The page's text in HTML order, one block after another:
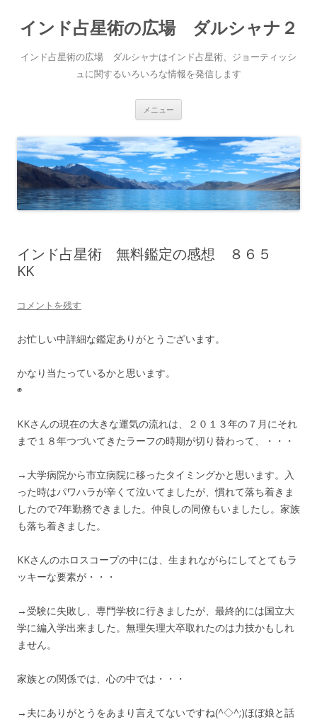
インド占星術の広場 ダルシャナ２
インド占星術の広場 ダルシャナはインド占星術、ジョーティッシ
ュに関するいろいろな情報を発信します
メニュー
ン
ツ
へ
ス
キ
ッ
プ
インド占星術 無料鑑定の感想 ８６５
KK
コメントを残す
お忙しい中詳細な鑑定ありがとうございます。
かなり当たっているかと思います。
◉
KKさんの現在の大きな運気の流れは、２０１３年の７月にそれ
まで１８年つづいてきたラーフの時期が切り替わって、・・・
→大学病院から市立病院に移ったタイミングかと思います。入
った時はパワハラが辛くて泣いてましたが、慣れて落ち着きま
したので7年勤務できました。仲良しの同僚もいましたし。家族
も落ち着きました。
KKさんのホロスコープの中には、生まれながらにしてとてもラ
ッキーな要素が・・・
→受験に失敗し、専門学校に行きましたが、最終的には国立大
学に編入学出来ました。無理矢理大卒取れたのは力技かもしれ
ません。
家族との関係では、心の中では・・・
→夫にありがとうをあまり言えてないですね(^◇^;)ほぼ娘と話